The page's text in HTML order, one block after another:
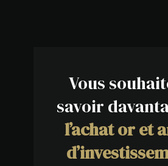
Vous
savoir
l’achat or et